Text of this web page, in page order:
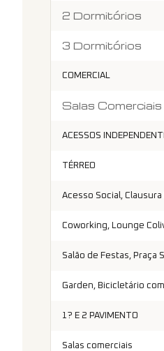
2 Dormitórios
3 Dormitórios
COMERCIAL
Salas Comerciais
ACESSOS
TÉRREO
Acesso Social,
Coworking, Lounge
Salão de Festas, Praça
Garden, Bicicletário
1? E 2 PAVIMENTO
Salas comerciais